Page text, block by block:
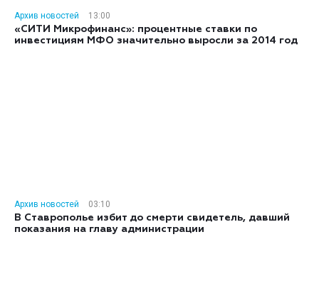
Архив новостей
13:00
«СИТИ Микрофинанс»: процентные ставки по
инвестициям МФО значительно выросли за 2014 год
Архив новостей
03:10
В Ставрополье избит до смерти свидетель, давший
показания на главу администрации